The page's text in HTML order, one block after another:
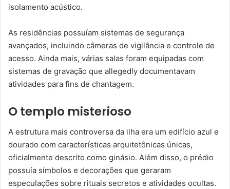
isolamento acústico.
As residências possuíam sistemas de segurança
avançados, incluindo câmeras de vigilância e controle de
acesso. Ainda mais, várias salas foram equipadas com
sistemas de gravação que allegedly documentavam
atividades para fins de chantagem.
O templo misterioso
A estrutura mais controversa da ilha era um edifício azul e
dourado com características arquitetônicas únicas,
oficialmente descrito como ginásio. Além disso, o prédio
possuía símbolos e decorações que geraram
especulações sobre rituais secretos e atividades ocultas.